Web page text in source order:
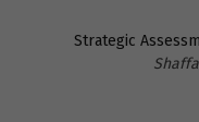
Strategic